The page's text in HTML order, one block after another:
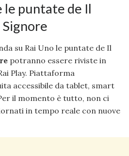
le puntate de Il
su Rai Uno le puntate de Il
potranno essere riviste in
Play. Piattaforma
accessibile da tablet, smart
il momento è tutto, non ci
in tempo reale con nuove